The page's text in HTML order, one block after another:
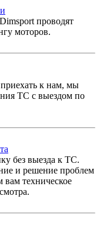
проводят
моторов.
к нам, мы
ТС с выездом по
без выезда к ТС.
и решение проблем
техническое